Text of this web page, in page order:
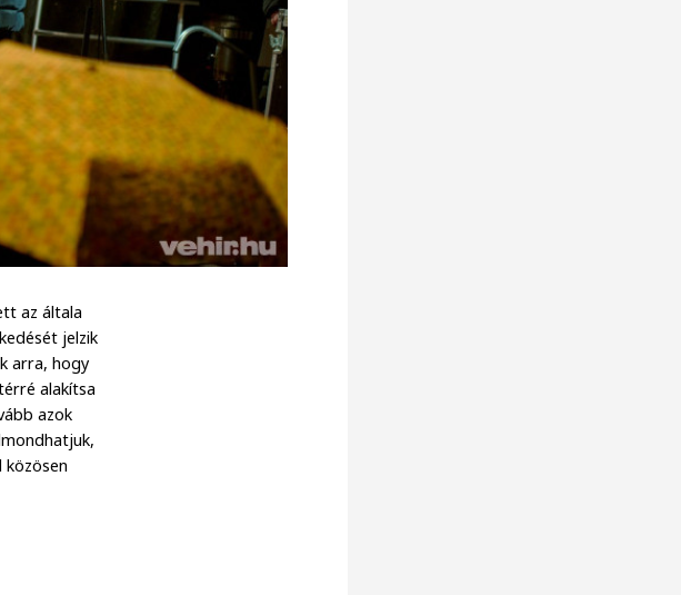
az általa
jelzik
arra, hogy
alakítsa
azok
közösen